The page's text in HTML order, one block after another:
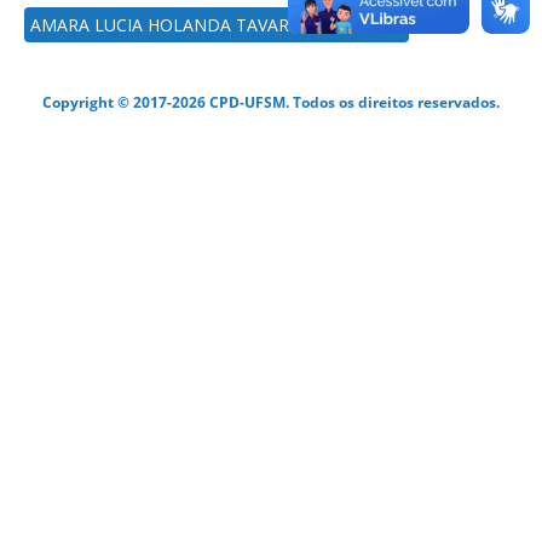
AMARA LUCIA HOLANDA TAVARES BATTISTEL
Copyright © 2017-2026 CPD-UFSM. Todos os direitos reservados.